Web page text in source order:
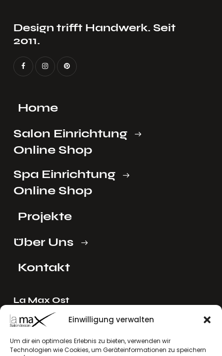
Einwilligung verwalten
Um dir ein optimales Erlebnis zu bieten, verwenden wir
Technologien wie Cookies, um Geräteinformationen zu speichern
Design trifft Handwerk. Seit
2011.
Home
Salon Einrichtung
Online Shop
Spa Einrichtung
Online Shop
Projekte
Über Uns
Kontakt
La Max Ost
Ing. Reinhard Mayer e.U.
Stadlgasse 4
2122 Riedenthal, Austria
E-Mail:mayer[at]lamax.at